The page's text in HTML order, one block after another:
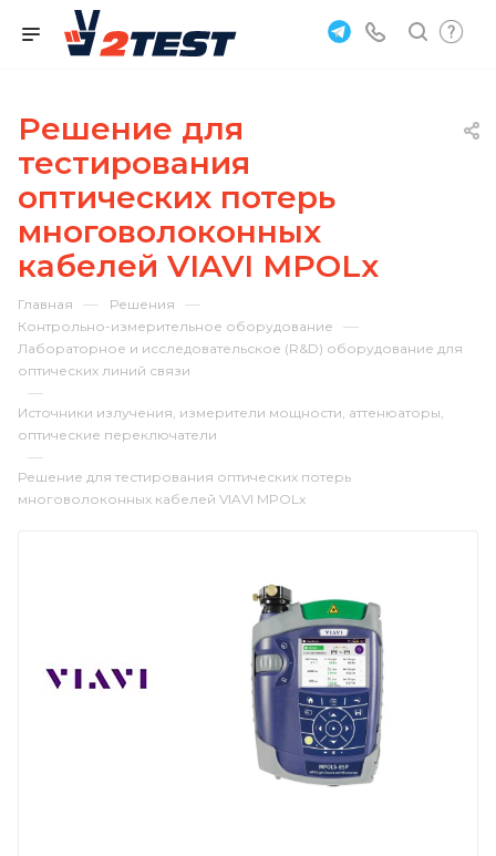
Решение для
тестирования
оптических потерь
многоволоконных
кабелей VIAVI MPOLx
Главная — Решения —
Контрольно-измерительное оборудование —
Лабораторное и исследовательское (R&D) оборудование для
оптических линий связи
—
Источники излучения, измерители мощности, аттенюаторы,
оптические переключатели
—
Решение для тестирования оптических потерь
многоволоконных кабелей VIAVI MPOLx